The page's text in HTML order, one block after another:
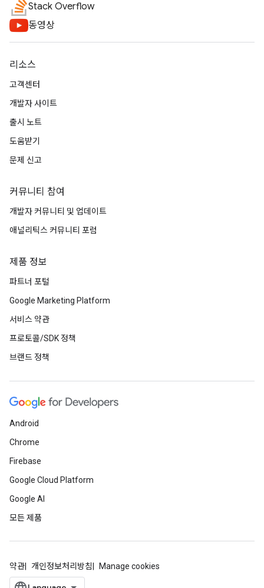
Stack Overflow
동영상
리소스
고객센터
개발자 사이트
출시 노트
도움받기
문제 신고
커뮤니티 참여
개발자 커뮤니티 및 업데이트
애널리틱스 커뮤니티 포럼
제품 정보
파트너 포털
Google Marketing Platform
서비스 약관
프로토콜/SDK 정책
브랜드 정책
Android
Chrome
Firebase
Google Cloud Platform
Google AI
모든 제품
약관 개인정보처리방침 Manage cookies